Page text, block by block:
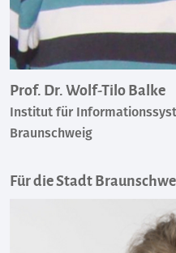
Prof. Dr. Wolf-Tilo Balke
Institut für
Braunschweig
Für die Stadt